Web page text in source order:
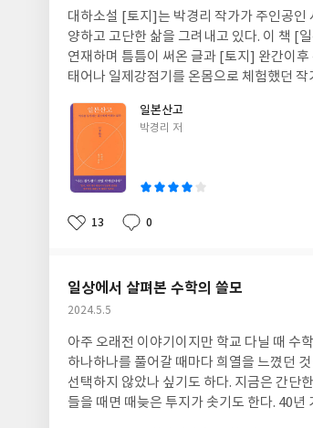
기를 크게 사람 사이의 관계, 공감과 나눔,
족, 친구 사이의 사랑과 배려가 위로와 힘이
지 않았을 때는 젖을까 두렵지만 일단 젖고
물질의 양극화만큼 사람사이의 관계도 멀
는 게 사랑의 실천임을 깨우치게 해준다. ‘
게 아니라 마음이 부자가 되는 길이다.’ 작
서 언제나 일어날 수 있는 일이라고 역설한
이 되는 것이라며 ‘다른 사람의 입장에 서
하고 소외된 사람들을 위해 내가 할 수 있는
한 마음이 우리가 함께 인간답게 존엄한 삶을 살 수 있게 만든다고
재만으로도 위로와 힘이 되는 사람들, 자
한 마음은 사라지지 않는다. 삶이 내게 잘지
일
대하소설 [토지]는 박경리 작가가 주인공인
양하고 고단한 삶을 그려내고 있다. 이 책 [
연재하며 틈틈이 써온 글과 [토지] 완간이후
태어나 일제강점기를 온몸으로 체험했던
가의 ‘일본론’은 완결되지 못했지만 그가
했던 ‘일본론’의 지향점이 무엇인지 알려주
작가는 신국(神國)이라는 허상에 사로잡혀
본과 일본인들이 우리 문화와 역사에 대해
다운 까닭은 진실자체이기 때문이다. 따라
강조한다. 그러나 진실이라는 본질에 접근
해준다. 그럼에도 비판이나 생각없이 일본
경과 찬사를 아끼지 않는 줏대 없는 식자가
본의 민 낯을 파헤칠 수밖에 없었다고 말한
같기도 했다. 또한 책에는 일본의 역사학자 ‘다나카 아끼라’가 1990년 8.15를 맞아 <신동아>에 기고한 ‘한국인의 통속
민족주의에 실망합니다’라는 일본 지식인
지금 내가 읽어도 기가 찼다. 한국에 우호적
만, 굳이 ‘일본인은 한국인에게 충고할 자격
일본산고
글
박경리 저
좋
13
댓
0
작
일상에서 살펴본 수학의 쓸모
작
일
2024.5.5
아주 오래전 이야기이지만 학교 다닐 때 수
하나하나를 풀어갈 때마다 희열을 느꼈던
선택하지 않았나 싶기도 하다. 지금은 간단
들을 때면 때늦은 투지가 솟기도 한다. 40년